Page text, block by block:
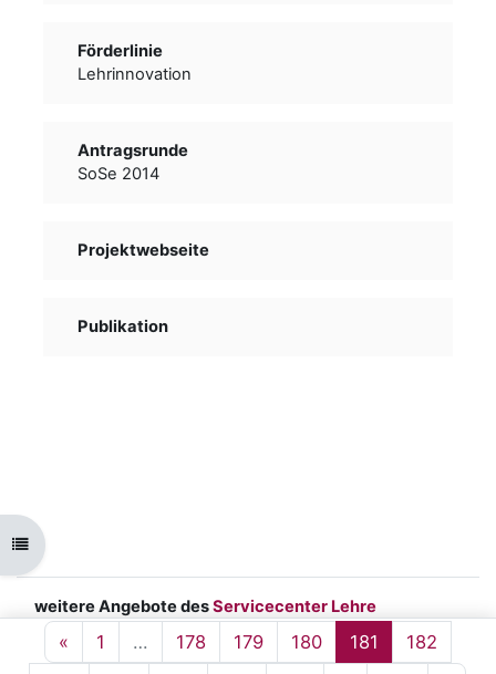
Kursindex öffnen
Förderlinie
Lehrinnovation
Antragsrunde
SoSe 2014
Projektwebseite
Publikation
« Vorherige Seite
1 … 178 Seite 178
179Seite 179
180Seite 180
181 Seite 181
182
weitere Angebote desServicecenter Lehre
Impressum
Hochschule